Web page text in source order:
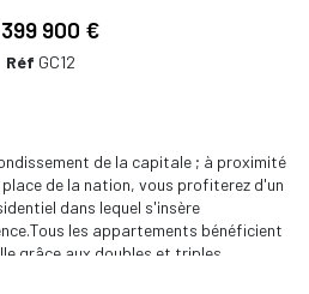
900 €
Réf GC12
de la capitale ; à proximité
place de la nation, vous profiterez d'un
dans lequel s'insère
les appartements bénéficient
grâce aux doubles et triples